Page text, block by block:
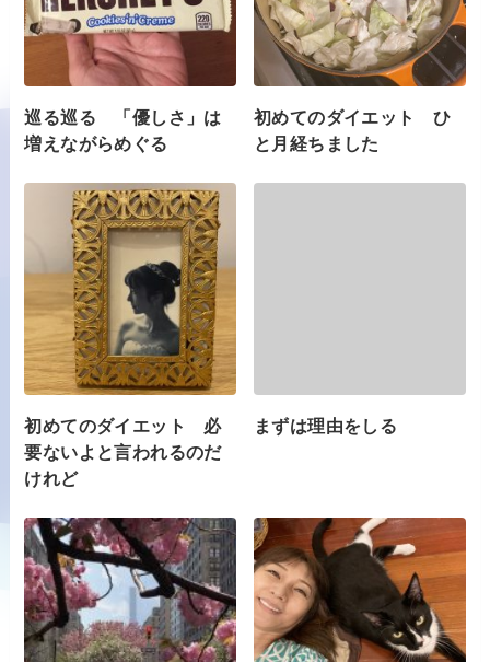
巡る巡る 「優しさ」は
増えながらめぐる
初めてのダイエット ひ
と月経ちました
初めてのダイエット 必
要ないよと言われるのだ
けれど
まずは理由をしる